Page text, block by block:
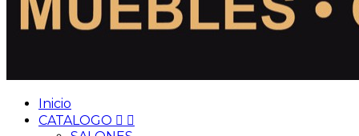
Inicio
CATALOGO  